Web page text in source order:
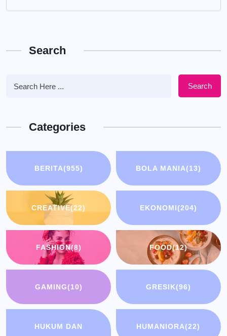
Search
Search
Categories
BERITA(955) BOLA MANIA(13)
CREATIVE(22) EKONOMI(204)
FASHION(8) FOOD(12)
GAMING(10) GRESIK(96)
HUKUM DAN
HUMANIORA(22)